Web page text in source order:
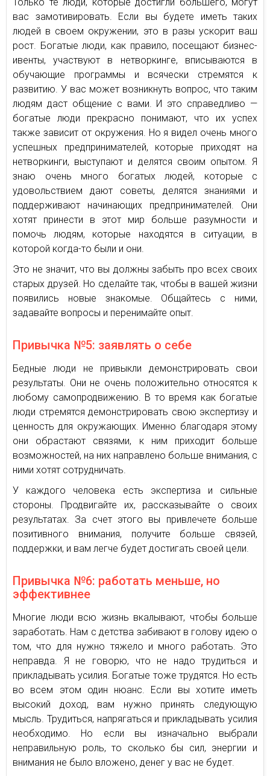
вас замотивировать. Если вы будете иметь таких
людей в своем окружении, это в разы ускорит ваш
рост. Богатые люди, как правило, посещают бизнес-
ивенты, участвуют в нетворкинге, вписываются в
обучающие программы и всячески стремятся к
развитию. У вас может возникнуть вопрос, что таким
людям даст общение с вами. И это справедливо —
богатые люди прекрасно понимают, что их успех
также зависит от окружения. Но я видел очень много
успешных предпринимателей, которые приходят на
нетворкинги, выступают и делятся своим опытом. Я
знаю очень много богатых людей, которые с
удовольствием дают советы, делятся знаниями и
поддерживают начинающих предпринимателей. Они
хотят принести в этот мир больше разумности и
помочь людям, которые находятся в ситуации, в
которой когда-то были и они.
Это не значит, что вы должны забыть про всех своих
старых друзей. Но сделайте так, чтобы в вашей жизни
появились новые знакомые. Общайтесь с ними,
задавайте вопросы и перенимайте опыт.
Привычка №5: заявлять о себе
Бедные люди не привыкли демонстрировать свои
результаты. Они не очень положительно относятся к
любому самопродвижению. В то время как богатые
люди стремятся демонстрировать свою экспертизу и
ценность для окружающих. Именно благодаря этому
они обрастают связями, к ним приходит больше
возможностей, на них направлено больше внимания, с
ними хотят сотрудничать.
У каждого человека есть экспертиза и сильные
стороны. Продвигайте их, рассказывайте о своих
результатах. За счет этого вы привлечете больше
позитивного внимания, получите больше связей,
поддержки, и вам легче будет достигать своей цели.
Привычка №6: работать меньше, но
эффективнее
Многие люди всю жизнь вкалывают, чтобы больше
заработать. Нам с детства забивают в голову идею о
том, что для нужно тяжело и много работать. Это
неправда. Я не говорю, что не надо трудиться и
прикладывать усилия. Богатые тоже трудятся. Но есть
во всем этом один нюанс. Если вы хотите иметь
высокий доход, вам нужно принять следующую
мысль. Трудиться, напрягаться и прикладывать усилия
необходимо. Но если вы изначально выбрали
неправильную роль, то сколько бы сил, энергии и
внимания не было вложено, денег у вас не будет.